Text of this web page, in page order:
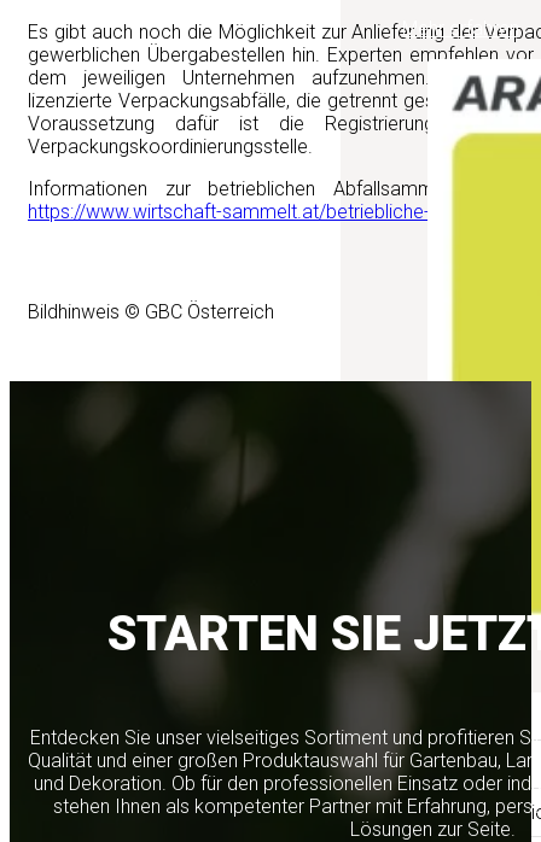
Mehr erfahren
Aktuelles
Floristik &
Es gibt auch noch die Möglichkeit zur Anlieferung der
gewerblichen Übergabestellen hin. Experten empfehlen
dem jeweiligen Unternehmen aufzunehmen. Bei
lizenzierte Verpackungsabfälle, die getrennt gesammelt
Voraussetzung dafür ist die Registrierung des
Verpackungskoordinierungsstelle.
Informationen zur betrieblichen Abfallsammlung in
https://www.wirtschaft-sammelt.at/betriebliche-
Bildhinweis © GBC Österreich
STARTEN SIE
Entdecken Sie unser vielseitiges Sortiment und profitieren
Qualität und einer großen Produktauswahl für Gartenbau,
und Dekoration. Ob für den professionellen Einsatz oder
stehen Ihnen als kompetenter Partner mit Erfahrung,
Lösungen zur Seite.